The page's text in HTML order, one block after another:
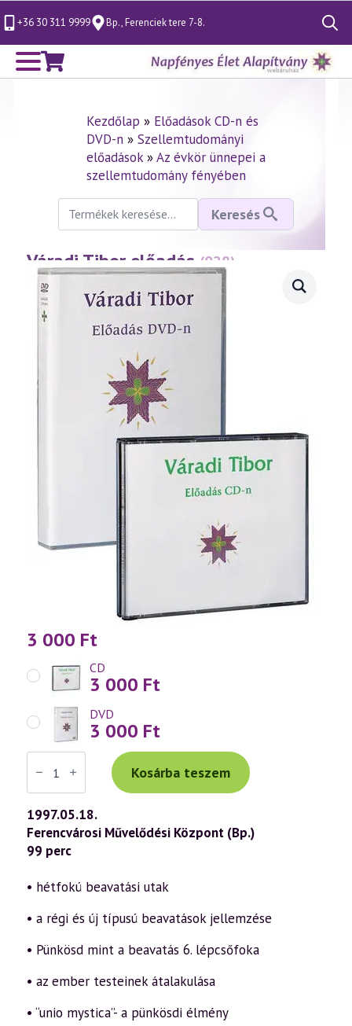
+36 30 311 9999 Bp., Ferenciek tere 7-8.
Search
for:
Kezdőlap » Előadások CD-n és
DVD-n» Szellemtudományi
előadások»Az évkör ünnepei a
szellemtudomány fényében
Keresés
következőre:
Keresés
Váradi Tibor előadás (028)
Pünkösd misztériuma
(1997.05.18.)
3 000 Ft
CD
3 000 Ft
DVD
3 000 Ft
Váradi
Tibor
előadás
(028)
—
Pünkösd
misztériuma
(1997.05.18.)
mennyiség
Kosárba teszem
1997.05.18.
Ferencvárosi Művelődési Központ (Bp.)
99 perc
• hétfokú beavatási utak
• a régi és új típusú beavatások jellemzése
• Pünkösd mint a beavatás 6. lépcsőfoka
• az ember testeinek átalakulása
• “unio mystica”- a pünkösdi élmény